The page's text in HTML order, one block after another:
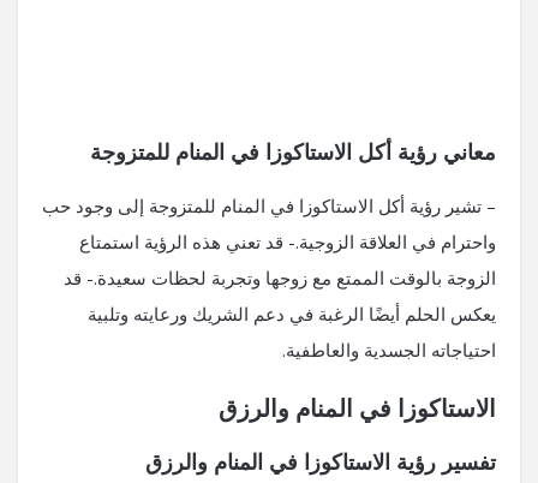
معاني رؤية أكل الاستاكوزا في المنام للمتزوجة
– تشير رؤية أكل الاستاكوزا في المنام للمتزوجة إلى وجود حب
واحترام في العلاقة الزوجية.- قد تعني هذه الرؤية استمتاع
الزوجة بالوقت الممتع مع زوجها وتجربة لحظات سعيدة.- قد
يعكس الحلم أيضًا الرغبة في دعم الشريك ورعايته وتلبية
احتياجاته الجسدية والعاطفية.
الاستاكوزا في المنام والرزق
تفسير رؤية الاستاكوزا في المنام والرزق